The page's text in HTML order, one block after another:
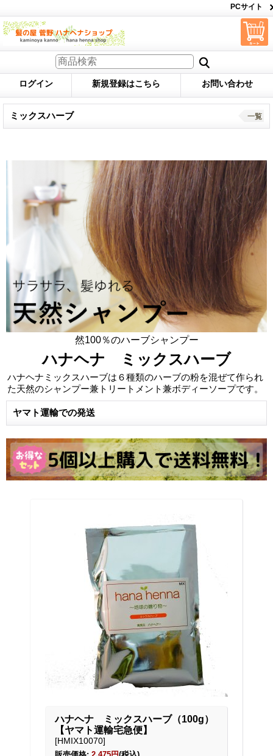
PCサイト
ログイン 新規登録はこちら お問い合わせ
ミックスハーブ
然100％のハーブシャンプー
ハナヘナ ミックスハーブ
ハナヘナミックスハーブは６種類のハーブの粉を混ぜて作られ
た天然のシャンプー兼トリートメント兼ボディーソープです。
ヤマト運輸での発送
一覧